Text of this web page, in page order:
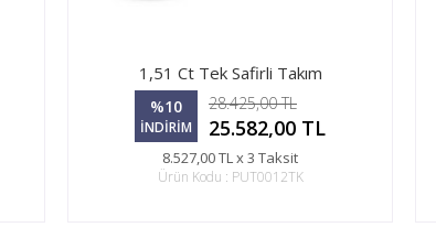
1,51 Ct Tek Safirli Takım
%10
İNDİRİM
28.425,00 TL
25.582,00 TL
8.527,00 TL x 3 Taksit
Ürün Kodu : PUT0012TK